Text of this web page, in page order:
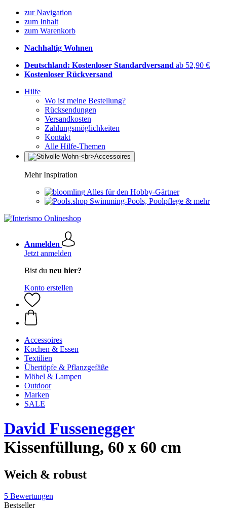
zur Navigation
zum Inhalt
zum Warenkorb
Nachhaltig Wohnen
Deutschland: Kostenloser Standardversand ab 52,90 €
Kostenloser Rückversand
Hilfe
Wo ist meine Bestellung?
Rücksendungen
Versandkosten
Zahlungsmöglichkeiten
Kontakt
Alle Hilfe-Themen
Mehr Inspiration
Alles für den Hobby-Gärtner
Swimming-Pools, Poolpflege & mehr
Anmelden
Jetzt anmelden
Bist du neu hier?
Konto erstellen
Accessoires
Kochen & Essen
Textilien
Übertöpfe & Pflanzgefäße
Möbel & Lampen
Outdoor
Marken
SALE
David Fussenegger
Kissenfüllung, 60 x 60 cm
Weich & robust
5 Bewertungen
Bestseller